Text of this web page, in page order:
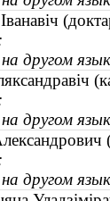
другом
другом
другом